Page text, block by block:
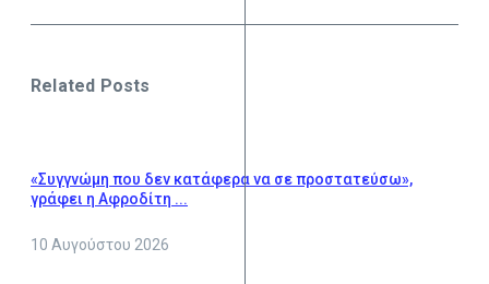
Related Posts
«Συγγνώμη που δεν κατάφερα να σε προστατεύσω»,
γράφει η Αφροδίτη ...
10 Αυγούστου 2026